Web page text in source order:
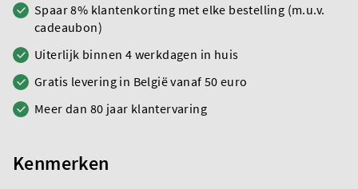
Spaar 8% klantenkorting met elke bestelling (m.u.v.
cadeaubon)
Uiterlijk binnen 4 werkdagen in huis
Gratis levering in België vanaf 50 euro
Meer dan 80 jaar klantervaring
Kenmerken